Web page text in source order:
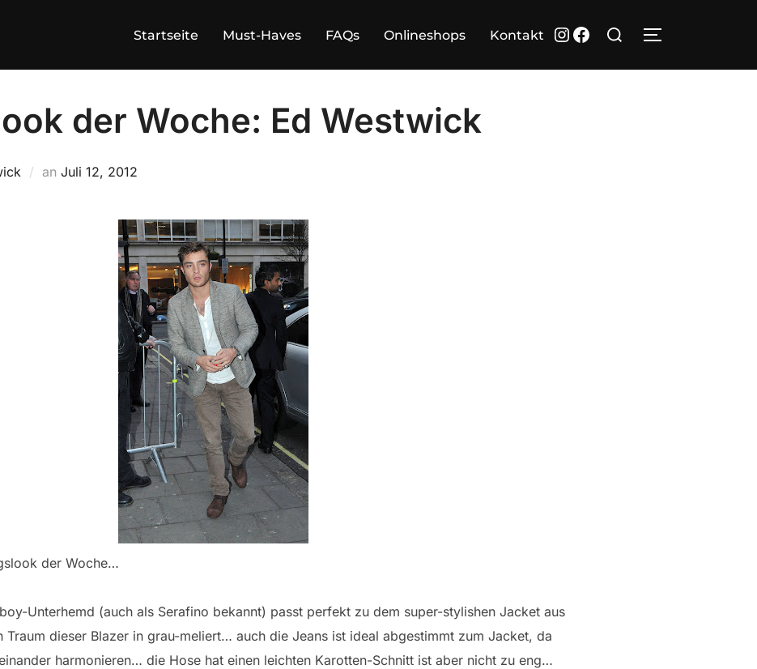
Startseite Must-Haves FAQs Onlineshops Kontakt Instagram
Facebook
Suchen
der Woche: Ed Westwick
an Veröffentlicht
Juli 12, 2012
der Woche…
Unterhemd (auch als Serafino bekannt) passt perfekt zu dem super-stylishen Jacket aus
dieser Blazer in grau-meliert… auch die Jeans ist ideal abgestimmt zum Jacket, da
harmonieren… die Hose hat einen leichten Karotten-Schnitt ist aber nicht zu eng…